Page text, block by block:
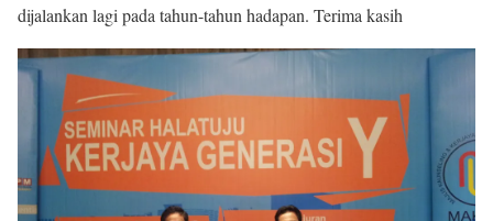
dijalankan lagi pada tahun-tahun hadapan. Terima kasih